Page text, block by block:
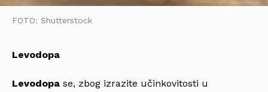
FOTO: Shutterstock
Levodopa
Levodopa se, zbog izrazite učinkovitosti u